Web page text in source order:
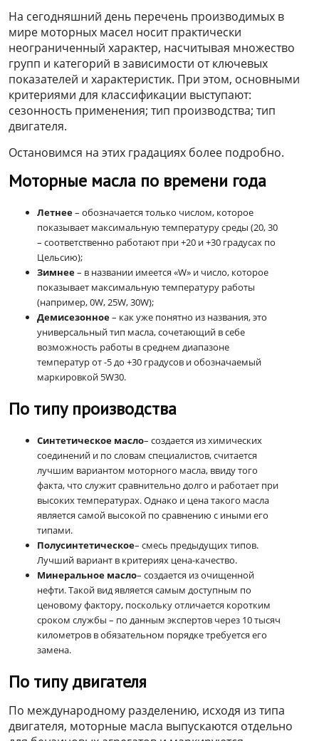
На сегодняшний день перечень производимых в
мире моторных масел носит практически
неограниченный характер, насчитывая множество
групп и категорий в зависимости от ключевых
показателей и характеристик. При этом, основными
критериями для классификации выступают:
сезонность применения; тип производства; тип
двигателя.
Остановимся на этих градациях более подробно.
Моторные масла по времени года
Летнее– обозначается только числом, которое
показывает максимальную температуру среды (20, 30
– соответственно работают при +20 и +30 градусах по
Цельсию);
Зимнее– в названии имеется «W» и число, которое
показывает максимальную температуру работы
(например, 0W, 25W, 30W);
Демисезонное– как уже понятно из названия, это
универсальный тип масла, сочетающий в себе
возможность работы в среднем диапазоне
температур от -5 до +30 градусов и обозначаемый
маркировкой 5W30.
По типу производства
Синтетическое масло– создается из химических
соединений и по словам специалистов, считается
лучшим вариантом моторного масла, ввиду того
факта, что служит сравнительно долго и работает при
высоких температурах. Однако и цена такого масла
является самой высокой по сравнению с иными его
типами.
Полусинтетическое– смесь предыдущих типов.
Лучший вариант в критериях цена-качество.
Минеральное масло– создается из очищенной
нефти. Такой вид является самым доступным по
ценовому фактору, поскольку отличается коротким
сроком службы – по данным экспертов через 10 тысяч
километров в обязательном порядке требуется его
замена.
По типу двигателя
По международному разделению, исходя из типа
двигателя, моторные масла выпускаются отдельно